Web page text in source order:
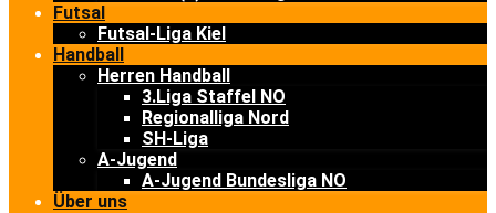
Futsal
Futsal-Liga Kiel
Handball
Herren Handball
3.Liga Staffel NO
Regionalliga Nord
SH-Liga
A-Jugend
A-Jugend Bundesliga NO
Über uns